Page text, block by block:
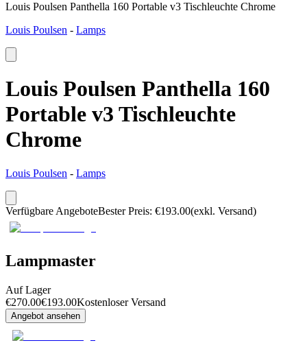
Louis Poulsen Panthella 160 Portable v3 Tischleuchte Chrome
Louis Poulsen - Lamps
Louis Poulsen Panthella 160
Portable v3 Tischleuchte
Chrome
Louis Poulsen - Lamps
Verfügbare AngeboteBester Preis: €193.00(exkl. Versand)
Lampmaster
Auf Lager
€270.00€193.00Kostenloser Versand
Angebot ansehen